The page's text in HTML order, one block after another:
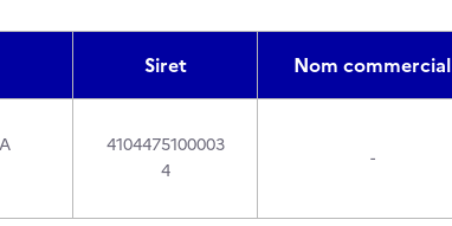
Siret Nom commercial
4104475100003
4
-